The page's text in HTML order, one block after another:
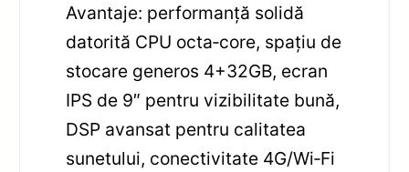
Avantaje: performanță solidă
datorită CPU octa‑core, spațiu de
stocare generos 4+32GB, ecran
IPS de 9″ pentru vizibilitate bună,
DSP avansat pentru calitatea
sunetului, conectivitate 4G/Wi‑Fi